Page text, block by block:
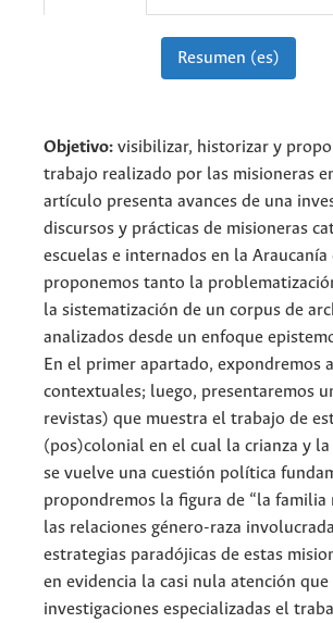
Resumen (es)
Objetivo: visibilizar, historizar y
trabajo realizado por las misioneras
artículo presenta avances de una
discursos y prácticas de misioneras
escuelas e internados en la
proponemos tanto la
la sistematización de un corpus de
analizados desde un enfoque
En el primer apartado, expondremos
contextuales; luego, presentaremos
revistas) que muestra el trabajo de
(pos)colonial en el cual la crianza y
se vuelve una cuestión política
propondremos la figura de “la
las relaciones género-raza
estrategias paradójicas de estas
en evidencia la casi nula atención
investigaciones especializadas el